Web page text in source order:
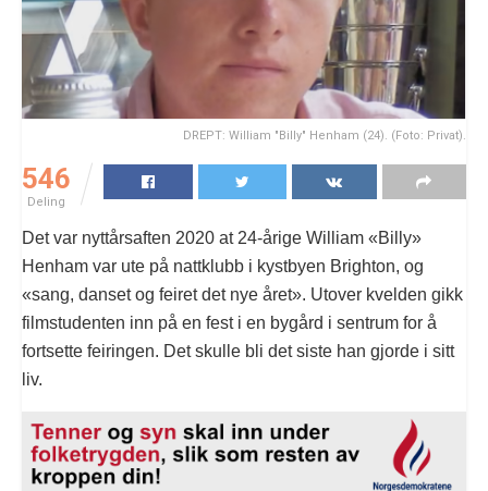
DREPT: William "Billy" Henham (24). (Foto: Privat).
546
Deling
Det var nyttårsaften 2020 at 24-årige William «Billy»
Henham var ute på nattklubb i kystbyen Brighton, og
«sang, danset og feiret det nye året». Utover kvelden gikk
filmstudenten inn på en fest i en bygård i sentrum for å
fortsette feiringen. Det skulle bli det siste han gjorde i sitt
liv.